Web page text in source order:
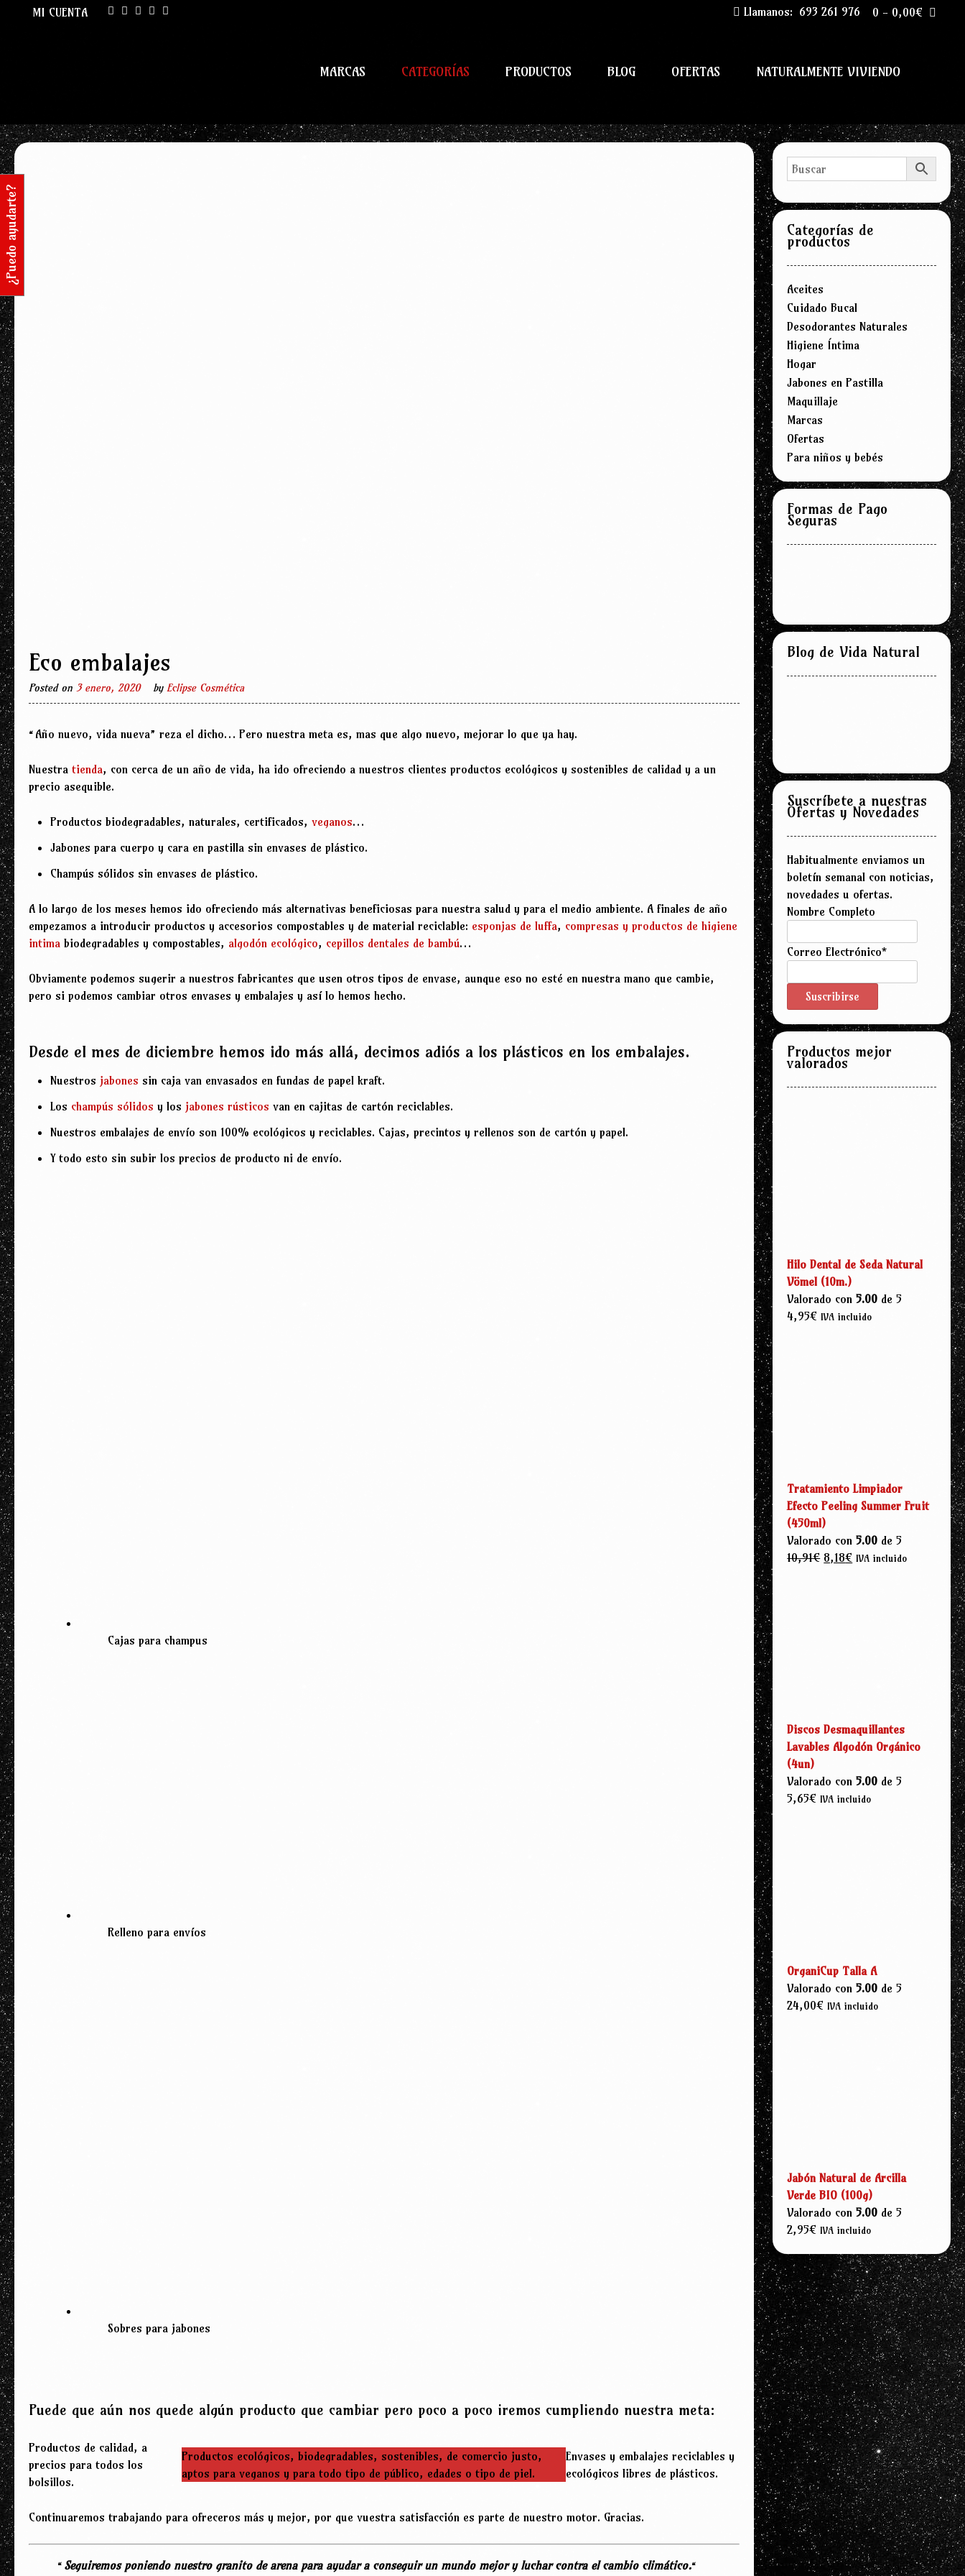
MI CUENTA Llamanos: 693 261 976 0 - 0,00€
MARCAS CATEGORÍAS PRODUCTOS BLOG OFERTAS NATURALMENTE VIVIENDO
Eco embalajes
Posted on 3 enero, 2020 by Eclipse Cosmética
“Año nuevo, vida nueva” reza el dicho… Pero nuestra meta es, mas que algo nuevo, mejorar lo que ya hay.
Nuestra tienda, con cerca de un año de vida, ha ido ofreciendo a nuestros clientes productos ecológicos y sostenibles de calidad y a un
precio asequible.
Productos biodegradables, naturales, certificados, veganos…
Jabones para cuerpo y cara en pastilla sin envases de plástico.
Champús sólidos sin envases de plástico.
A lo largo de los meses hemos ido ofreciendo más alternativas beneficiosas para nuestra salud y para el medio ambiente. A finales de año
empezamos a introducir productos y accesorios compostables y de material reciclable: esponjas de luffa, compresas y productos de higiene
intima biodegradables y compostables, algodón ecológico, cepillos dentales de bambú…
Obviamente podemos sugerir a nuestros fabricantes que usen otros tipos de envase, aunque eso no esté en nuestra mano que cambie,
pero si podemos cambiar otros envases y embalajes y así lo hemos hecho.
Desde el mes de diciembre hemos ido más allá, decimos adiós a los plásticos en los embalajes.
Nuestros jabones sin caja van envasados en fundas de papel kraft.
Los champús sólidos y los jabones rústicos van en cajitas de cartón reciclables.
Nuestros embalajes de envío son 100% ecológicos y reciclables. Cajas, precintos y rellenos son de cartón y papel.
Y todo esto sin subir los precios de producto ni de envío.
Cajas para champus
Relleno para envíos
Sobres para jabones
Puede que aún nos quede algún producto que cambiar pero poco a poco iremos cumpliendo nuestra meta:
Productos de calidad, a
precios para todos los
bolsillos.
Productos ecológicos, biodegradables, sostenibles, de comercio justo,
aptos para veganos y para todo tipo de público, edades o tipo de piel.
Envases y embalajes reciclables y
ecológicos libres de plásticos.
Continuaremos trabajando para ofreceros más y mejor, por que vuestra satisfacción es parte de nuestro motor. Gracias.
“ Seguiremos poniendo nuestro granito de arena para ayudar a conseguir un mundo mejor y luchar contra el cambio climático.“
Categorías de
productos
Aceites
Cuidado Bucal
Desodorantes Naturales
Higiene Íntima
Hogar
Jabones en Pastilla
Maquillaje
Marcas
Ofertas
Para niños y bebés
Formas de Pago
Seguras
Blog de Vida Natural
Suscríbete a nuestras
Ofertas y Novedades
Habitualmente enviamos un
boletín semanal con noticias,
novedades u ofertas.
Nombre Completo
Correo Electrónico*
Productos mejor
valorados
Hilo Dental de Seda Natural
Vömel (10m.)
Valorado con5.00 de 5
4,95€ IVA incluido
Tratamiento Limpiador
Efecto Peeling Summer Fruit
(450ml)
Valorado con5.00 de 5
10,91€ 8,18€ IVA incluido
Discos Desmaquillantes
Lavables Algodón Orgánico
(4un)
Valorado con5.00 de 5
5,65€ IVA incluido
OrganiCup Talla A
Valorado con5.00 de 5
24,00€ IVA incluido
Jabón Natural de Arcilla
Verde BIO (100g)
Valorado con5.00 de 5
2,95€ IVA incluido
¿Puedo ayudarte?